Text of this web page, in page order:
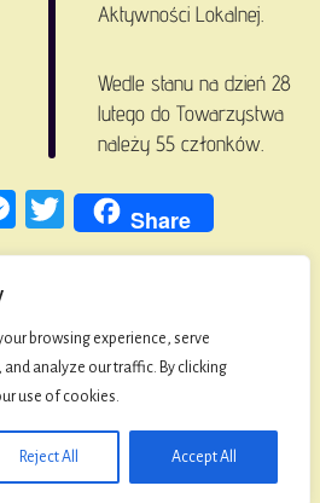
browsing experience, serve
analyze our traffic. By clicking
use of cookies.
Reject All Accept All
Aktywności Lokalnej.
Wedle stanu na dzień 28
lutego do Towarzystwa
należy 55 członków.
M
es
n
ge
r
T
wi
er
Share
O FaniMani